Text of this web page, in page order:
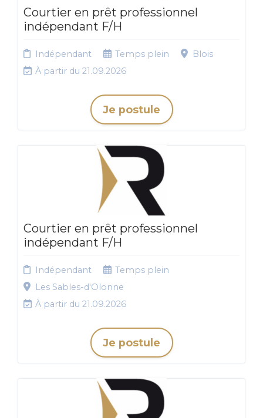
Courtier en prêt professionnel
indépendant F/H
Indépendant Temps plein
Blois
À partir du 21.09.2026
Je postule
Courtier en prêt professionnel
indépendant F/H
Indépendant
Temps plein
Les Sables-d'Olonne
À partir du 21.09.2026
Je postule